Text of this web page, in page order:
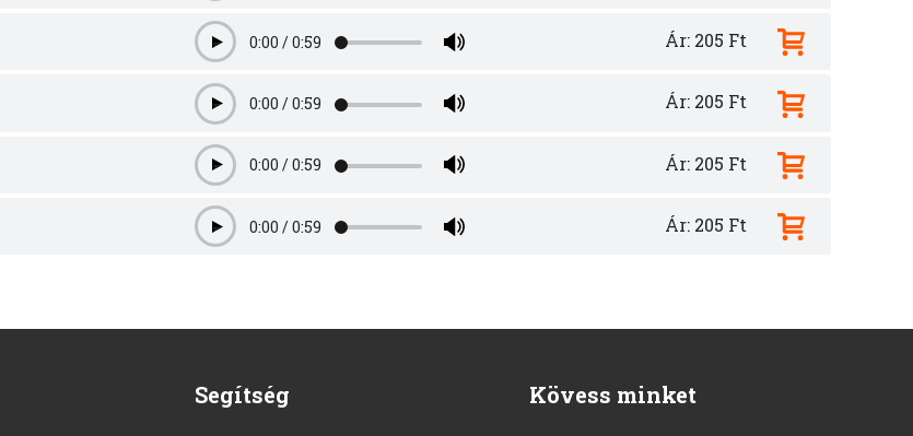
Play0:00 /0:59 Ár: 205 Ft
Play0:00 /0:59 Ár: 205 Ft
Play0:00 /0:59 Ár: 205 Ft
Play0:00 /0:59 Ár: 205 Ft
Segítség Kövess minket